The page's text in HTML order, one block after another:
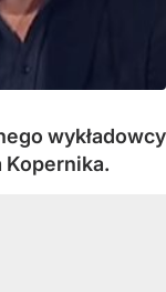
wykładowcy
Kopernika.